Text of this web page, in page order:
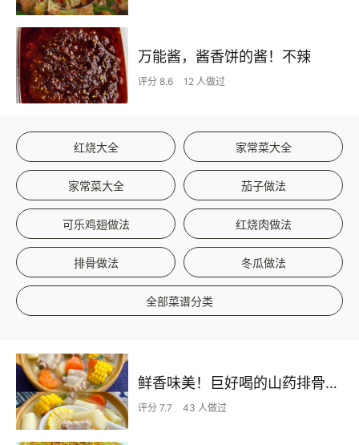
万能酱，酱香饼的酱！不辣
评分 8.6 12 人做过
红烧大全 家常菜大全
家常菜大全 茄子做法
可乐鸡翅做法 红烧肉做法
排骨做法 冬瓜做法
全部菜谱分类
鲜香味美！巨好喝的山药排骨汤！！
评分 7.7 43 人做过